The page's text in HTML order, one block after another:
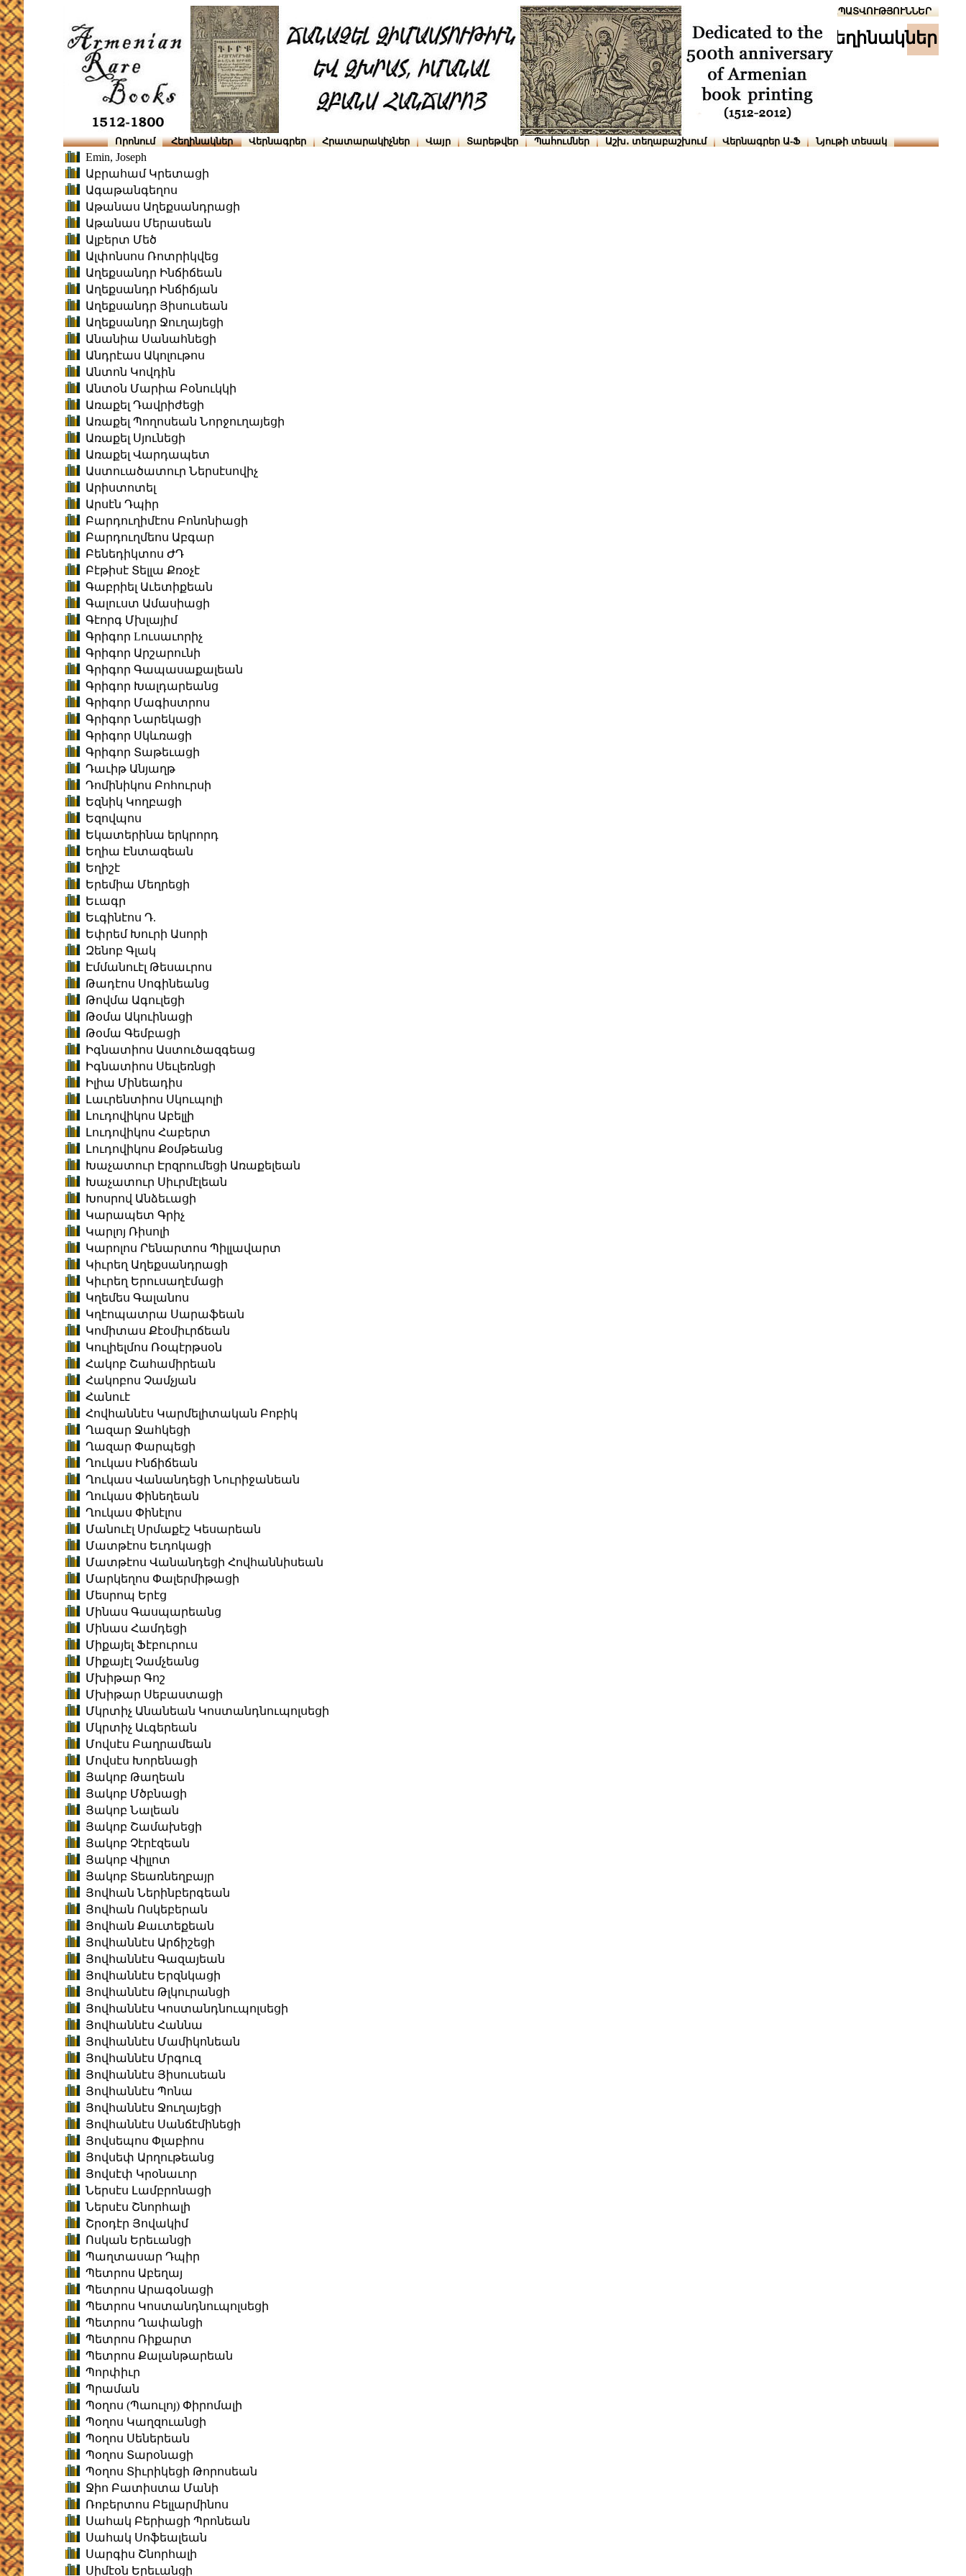
ՆԱԽԱՊԱՏՎՈՒԹՅՈՒՆՆԵՐ
հեղինակներ
Որոնում Հեղինակներ Վերնագրեր Հրատարակիչներ Վայր Տարեթվեր Պահումներ Աշխ․ տեղաբաշխում Վերնագրեր Ա-Ֆ Նյութի տեսակ
Emin, Joseph
Աբրահամ Կրետացի
Ագաթանգեղոս
Աթանաս Աղեքսանդրացի
Աթանաս Մերասեան
Ալբերտ Մեծ
Ալփոնսոս Ռոտրիկվեց
Աղեքսանդր Ինճիճեան
Աղեքսանդր Ինճիճյան
Աղեքսանդր Յիսուսեան
Աղեքսանդր Ջուղայեցի
Անանիա Սանահնեցի
Անդրէաս Ակոլութոս
Անտոն Կովդին
Անտօն Մարիա Բօնուկկի
Առաքել Դավրիժեցի
Առաքել Պողոսեան Նորջուղայեցի
Առաքել Սյունեցի
Առաքել Վարդապետ
Աստուածատուր Ներսէսովիչ
Արիստոտել
Արսէն Դպիր
Բարդուղիմէոս Բոնոնիացի
Բարդուղմեոս Աբգար
Բենեդիկտոս ԺԴ
Բէթիսէ Տելլա Քռօչէ
Գաբրիել Աւետիքեան
Գալուստ Ամասիացի
Գէորգ Մխլայիմ
Գրիգոր Lուսաւորիչ
Գրիգոր Արշարունի
Գրիգոր Գապասաքալեան
Գրիգոր Խալդարեանց
Գրիգոր Մագիստրոս
Գրիգոր Նարեկացի
Գրիգոր Սկևռացի
Գրիգոր Տաթեւացի
Դաւիթ Անյաղթ
Դոմինիկոս Բոհուրսի
Եզնիկ Կողբացի
Եզովպոս
Եկատերինա երկրորդ
Եղիա Էնտազեան
Եղիշէ
Երեմիա Մեղրեցի
Եւագր
Եւգինէոս Դ.
Եփրեմ Խուրի Ասորի
Զենոբ Գլակ
Էմմանուէլ Թեսաւրոս
Թադէոս Սոգինեանց
Թովմա Ագուլեցի
Թօմա Ակուինացի
Թօմա Գեմբացի
Իգնատիոս Աստուծազգեաց
Իգնատիոս Սեւլեռնցի
Իլիա Մինեադիս
Լաւրենտիոս Սկուպոլի
Լուդովիկոս Աբելլի
Լուդովիկոս Հաբերտ
Լուդովիկոս Քօմթեանց
Խաչատուր Էրզրումեցի Առաքելեան
Խաչատուր Սիւրմէլեան
Խոսրով Անձեւացի
Կարապետ Գրիչ
Կարլոյ Ռիսոլի
Կարոլոս Րենարտոս Պիլլավարտ
Կիւրեղ Աղեքսանդրացի
Կիւրեղ Երուսաղէմացի
Կղեմես Գալանոս
Կղէոպատրա Սարաֆեան
Կոմիտաս Քէօմիւրճեան
Կուլիելմոս Ռօպէրթսօն
Հակոբ Շահամիրեան
Հակոբոս Չամչյան
Հանուէ
Հովհաննէս Կարմելիտական Բոբիկ
Ղազար Ջահկեցի
Ղազար Փարպեցի
Ղուկաս Ինճիճեան
Ղուկաս Վանանդեցի Նուրիջանեան
Ղուկաս Փինեղեան
Ղուկաս Փինէլոս
Մանուէլ Սրմաքէշ Կեսարեան
Մատթէոս Եւդոկացի
Մատթէոս Վանանդեցի Հովհաննիսեան
Մարկեղոս Փալերմիթացի
Մեսրոպ Երէց
Մինաս Գասպարեանց
Մինաս Համդեցի
Միքայել Ֆէբուրուս
Միքայէլ Չամչեանց
Մխիթար Գոշ
Մխիթար Սեբաստացի
Մկրտիչ Անանեան Կոստանդնուպոլսեցի
Մկրտիչ Աւգերեան
Մովսէս Բաղրամեան
Մովսէս Խորենացի
Յակոբ Թաղեան
Յակոբ Մծբնացի
Յակոբ Նալեան
Յակոբ Շամախեցի
Յակոբ Չէրէզեան
Յակոբ Վիլլոտ
Յակոբ Տեառնեղբայր
Յովհան Ներինբերգեան
Յովհան Ոսկեբերան
Յովհան Քաւտեքեան
Յովհաննէս Արճիշեցի
Յովհաննէս Գազայեան
Յովհաննէս Երզնկացի
Յովհաննէս Թլկուրանցի
Յովհաննէս Կոստանդնուպոլսեցի
Յովհաննէս Հաննա
Յովհաննէս Մամիկոնեան
Յովհաննէս Մրգուզ
Յովհաննէս Յիսուսեան
Յովհաննէս Պոնա
Յովհաննէս Ջուղայեցի
Յովհաննէս Սանճէմինեցի
Յովսեպոս Փլաբիոս
Յովսեփ Արղութեանց
Յովսէփ Կրօնաւոր
Ներսէս Լամբրոնացի
Ներսէս Շնորհալի
Շրօդէր Յովակիմ
Ոսկան Երեւանցի
Պաղտասար Դպիր
Պետրոս Աբեղայ
Պետրոս Արագօնացի
Պետրոս Կոստանդնուպոլսեցի
Պետրոս Ղափանցի
Պետրոս Ռիքարտ
Պետրոս Քալանթարեան
Պորփիւր
Պրաման
Պօղոս (Պաուլոյ) Փիրոմալի
Պօղոս Կաղզուանցի
Պօղոս Սեներեան
Պօղոս Տարօնացի
Պօղոս Տիւրիկեցի Թորոսեան
Ջիո Բատիստա Մանի
Ռոբերտոս Բելլարմինոս
Սահակ Բերիացի Պրոնեան
Սահակ Սոֆեալեան
Սարգիս Շնորհալի
Սիմէօն Երեւանցի